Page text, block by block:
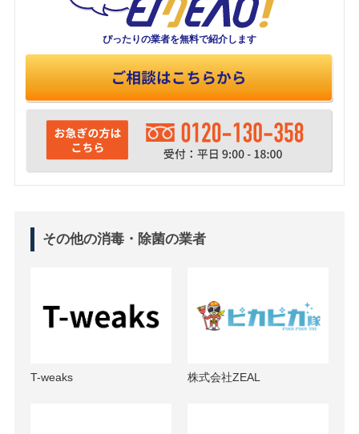
ぴったりの業者を無料で紹介します
その他の消毒・除菌の業者
T-weaks 株式会社ZEAL